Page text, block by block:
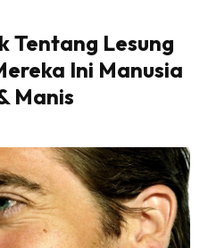
Tentang Lesung
Ini Manusia
Manis